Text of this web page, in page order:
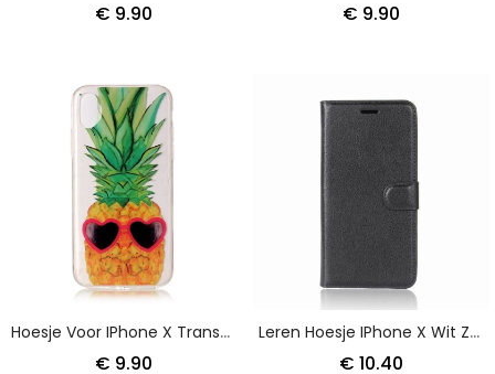
€ 9.90 € 9.90
Hoesje Voor IPhone X Transparante Incognito Ananas
€ 9.90
Leren Hoesje IPhone X Wit Zwart Leereffect
€ 10.40